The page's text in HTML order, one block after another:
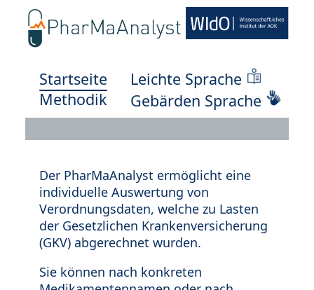
Startseite
Methodik
Leichte Sprache
Gebärden Sprache
Der PharMaAnalyst ermöglicht eine
individuelle Auswertung von
Verordnungsdaten, welche zu Lasten
der Gesetzlichen Krankenversicherung
(GKV) abgerechnet wurden.
Sie können nach konkreten